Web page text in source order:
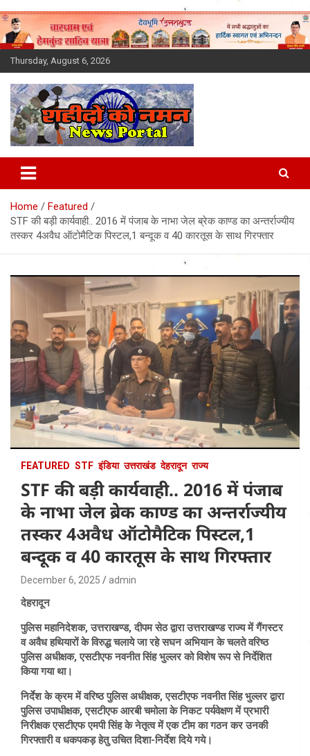
Skip
to
content
Thursday, August 6, 2026
Latest News Today, Breaking
News, Uttarakhand News in
Hindi
Home
Featured
STF की बड़ी कार्यवाही.. 2016 में पंजाब के नाभा जेल ब्रेक काण्ड का अन्तर्राज्यीय
तस्कर 4अवैध ऑटोमैटिक पिस्टल,1 बन्दूक व 40 कारतूस के साथ गिरफ्तार
FEATURED STF इंडिया उत्तराखंड देहरादून राज्य
STF की बड़ी कार्यवाही.. 2016 में पंजाब
के नाभा जेल ब्रेक काण्ड का अन्तर्राज्यीय
तस्कर 4अवैध ऑटोमैटिक पिस्टल,1
बन्दूक व 40 कारतूस के साथ गिरफ्तार
December 6, 2025 admin
देहरादून
पुलिस महानिदेशक, उत्तराखण्ड, दीपम सेठ द्वारा उत्तराखण्ड राज्य में गैंगस्टर
व अवैध हथियारों के विरुद्ध चलाये जा रहे सघन अभियान के चलते वरिष्ठ
पुलिस अधीक्षक, एसटीएफ नवनीत सिंह भुल्लर को विशेष रूप से निर्देशित
किया गया था।
निर्देश के क्रम में वरिष्ठ पुलिस अधीक्षक, एसटीएफ नवनीत सिंह भुल्लर द्वारा
पुलिस उपाधीक्षक, एसटीएफ आरबी चमोला के निकट पर्यवेक्षण में प्रभारी
निरीक्षक एसटीएफ एमपी सिंह के नेतृत्व में एक टीम का गठन कर उनकी
गिरफ्तारी व धकपकड़ हेतु उचित दिशा-निर्देश दिये गये।